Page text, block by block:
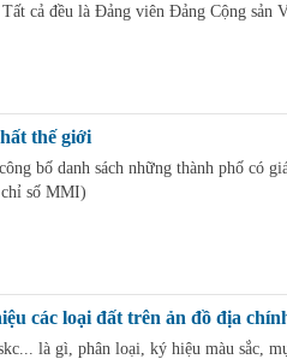
cả đều là Đảng viên Đảng Cộng sản
thế giới
bố danh sách những thành phố có
số MMI)
các loại đất trên ản đồ địa
là gì, phân loại, ký hiệu màu sắc,